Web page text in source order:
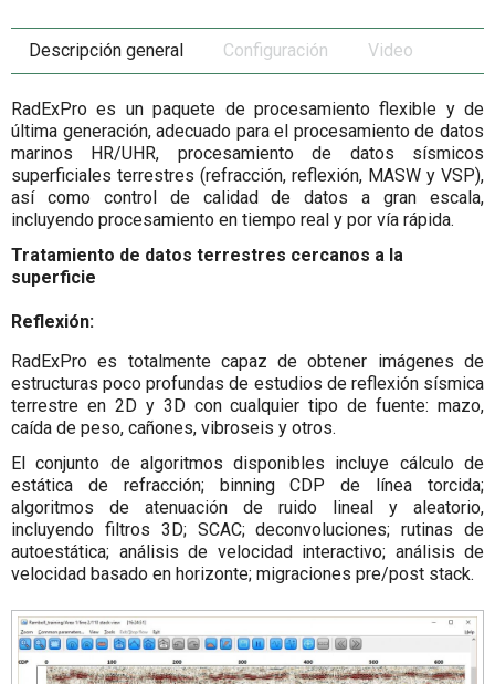
Descripción general Configuración Video
RadExPro es un paquete de procesamiento flexible y de
última generación, adecuado para el procesamiento de datos
marinos HR/UHR, procesamiento de datos sísmicos
superficiales terrestres (refracción, reflexión, MASW y VSP),
así como control de calidad de datos a gran escala,
incluyendo procesamiento en tiempo real y por vía rápida.
Tratamiento de datos terrestres cercanos a la
superficie
Reflexión:
RadExPro es totalmente capaz de obtener imágenes de
estructuras poco profundas de estudios de reflexión sísmica
terrestre en 2D y 3D con cualquier tipo de fuente: mazo,
caída de peso, cañones, vibroseis y otros.
El conjunto de algoritmos disponibles incluye cálculo de
estática de refracción; binning CDP de línea torcida;
algoritmos de atenuación de ruido lineal y aleatorio,
incluyendo filtros 3D; SCAC; deconvoluciones; rutinas de
autoestática; análisis de velocidad interactivo; análisis de
velocidad basado en horizonte; migraciones pre/post stack.